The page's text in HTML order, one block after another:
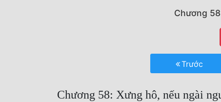
Chương
Trước
Chương 58: Xưng hô, nếu ngài